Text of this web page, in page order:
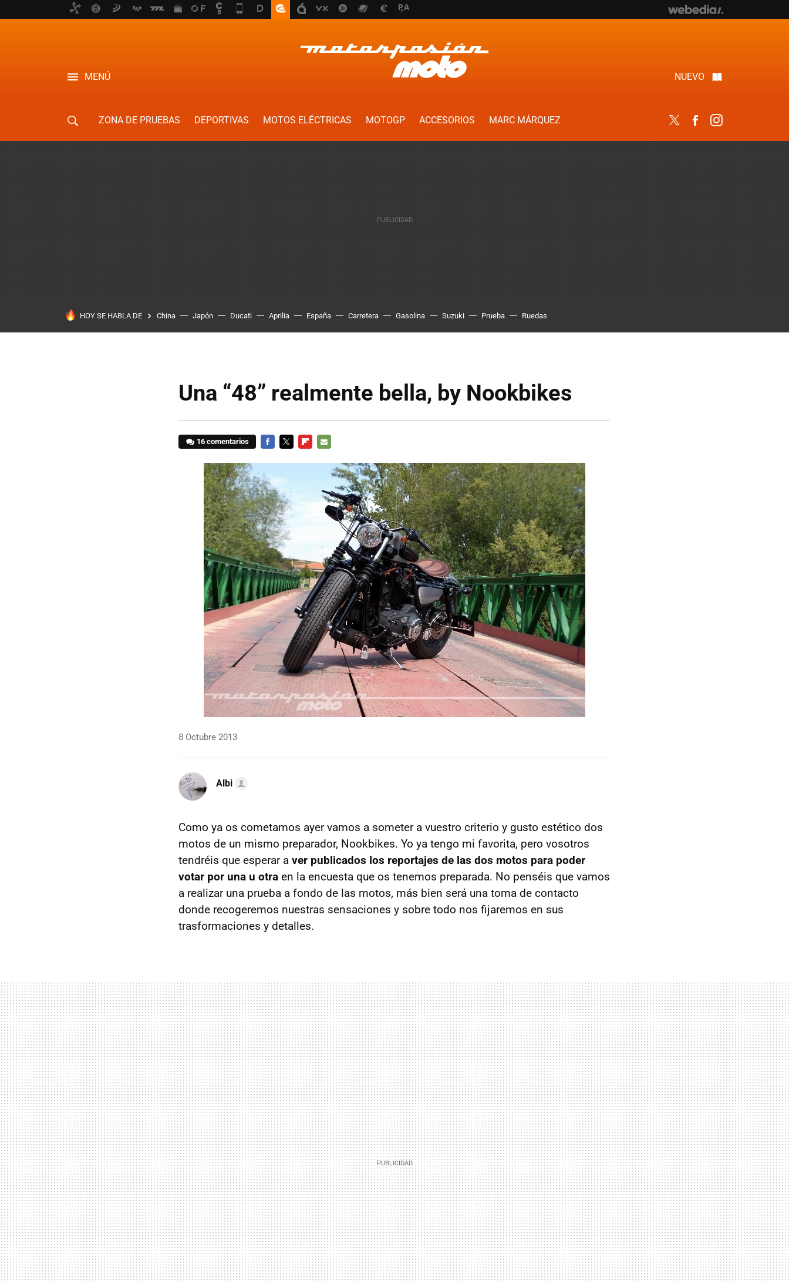
MENÚ NUEVO
ZONA DE PRUEBAS DEPORTIVAS MOTOS ELÉCTRICAS MOTOGP ACCESORIOS
MARC MÁRQUEZ
Twitter Facebook
HOY SE HABLA DE China Japón Ducati Aprilia España Carretera Gasolina Suzuki Prueba Ruedas
Una “48” realmente bella, by Nookbikes
16 comentarios
MAIL
8 Octubre 2013
Albi
Como ya os cometamos ayer vamos a someter a vuestro criterio y gusto estético dos
motos de un mismo preparador, Nookbikes. Yo ya tengo mi favorita, pero vosotros
tendréis que esperar a ver publicados los reportajes de las dos motos para poder
votar por una u otra en la encuesta que os tenemos preparada. No penséis que vamos
a realizar una prueba a fondo de las motos, más bien será una toma de contacto
donde recogeremos nuestras sensaciones y sobre todo nos fijaremos en sus
trasformaciones y detalles.